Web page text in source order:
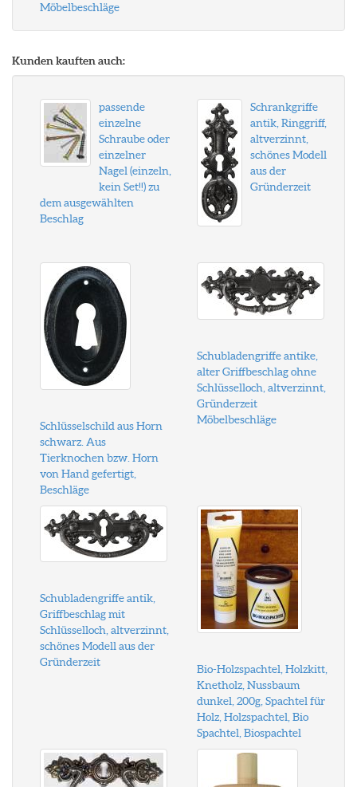
Möbelbeschläge
Kunden kauften auch:
passende
einzelne
Schraube oder
einzelner
Nagel (einzeln,
kein Set!!) zu
dem ausgewählten
Beschlag
Schrankgriffe
antik, Ringgriff,
altverzinnt,
schönes Modell
aus der
Gründerzeit
Schlüsselschild aus Horn
schwarz. Aus
Tierknochen bzw. Horn
von Hand gefertigt,
Beschläge
Schubladengriffe antike,
alter Griffbeschlag ohne
Schlüsselloch, altverzinnt,
Gründerzeit
Möbelbeschläge
Schubladengriffe antik,
Griffbeschlag mit
Schlüsselloch, altverzinnt,
schönes Modell aus der
Gründerzeit
Bio-Holzspachtel, Holzkitt,
Knetholz, Nussbaum
dunkel, 200g, Spachtel für
Holz, Holzspachtel, Bio
Spachtel, Biospachtel